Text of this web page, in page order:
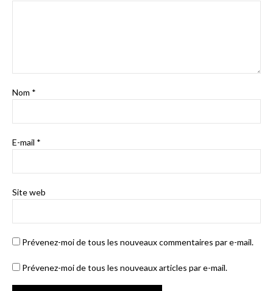
Nom *
E-mail *
Site web
Prévenez-moi de tous les nouveaux commentaires par e-mail.
Prévenez-moi de tous les nouveaux articles par e-mail.